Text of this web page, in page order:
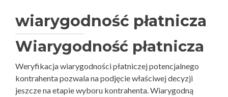
wiarygodność płatnicza
Wiarygodność płatnicza
Weryfikacja wiarygodności płatniczej potencjalnego
kontrahenta pozwala na podjęcie właściwej decyzji
jeszcze na etapie wyboru kontrahenta. Wiarygodną